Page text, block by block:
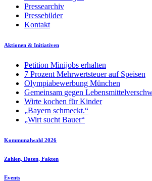
Pressearchiv
Pressebilder
Kontakt
Aktionen & Initiativen
Petition Minijobs erhalten
7 Prozent Mehrwertsteuer auf Speisen
Olympiabewerbung München
Gemeinsam gegen
Wirte kochen für Kinder
„Bayern schmeckt.“
„Wirt sucht Bauer“
Kommunalwahl 2026
Zahlen, Daten, Fakten
Events